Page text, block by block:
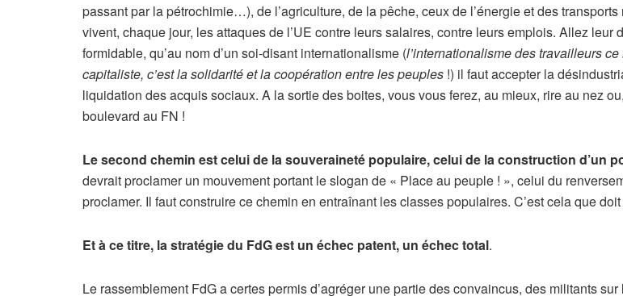
passant par la pétrochimie…), de l’agriculture, de la pêche, ceux de l’énergie et des
vivent, chaque jour, les attaques de l’UE contre leurs salaires, contre leurs emplois. Allez
formidable, qu’au nom d’un soi-disant internationalisme (l’internationalisme des travailleurs
capitaliste, c’est la solidarité et la coopération entre les peuples !) il faut accepter la
liquidation des acquis sociaux. A la sortie des boites, vous vous ferez, au mieux, rire au nez
boulevard au FN !
Le second chemin est celui de la souveraineté populaire, celui de la construction d’un
devrait proclamer un mouvement portant le slogan de « Place au peuple ! », celui du
proclamer. Il faut construire ce chemin en entraînant les classes populaires. C’est cela que
Et à ce titre, la stratégie du FdG est un échec patent, un échec total.
Le rassemblement FdG a certes permis d’agréger une partie des convaincus, des militants